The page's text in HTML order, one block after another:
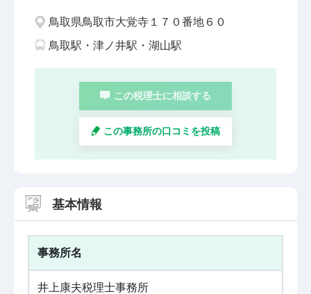
鳥取県鳥取市大覚寺１７０番地６０
鳥取駅・津ノ井駅・湖山駅
この税理士に相談する
この事務所の口コミを投稿
基本情報
事務所名
井上康夫税理士事務所